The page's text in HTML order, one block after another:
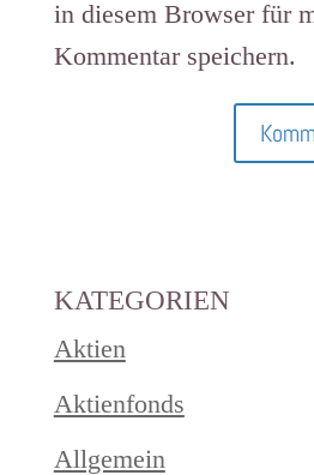
in diesem Browser für
Kommentar speichern.
KATEGORIEN
Aktien
Aktienfonds
Allgemein